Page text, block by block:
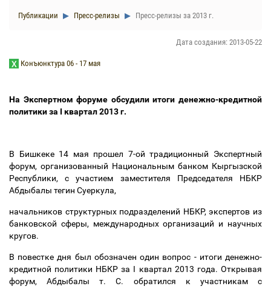
Публикации Пресс-релизы Пресс-релизы за 2013 г.
Дата создания: 2013-05-22
Конъюнктура 06 - 17 мая
На Экспертном форуме обсудили итоги денежно-кредитной
политики за I квартал 2013 г.
В Бишкеке 14 мая прошел 7-ой традиционный Экспертный
форум, организованный Национальным банком Кыргызской
Республики, с участием заместителя Председателя НБКР
Абдыбалы тегин Суеркула,
начальников структурных подразделений НБКР, экспертов из
банковской сферы, международных организаций и научных
кругов.
В повестке дня был обозначен один вопрос - итоги денежно-
кредитной политики НБКР за I квартал 2013 года. Открывая
форум, Абдыбалы т. С. обратился к участникам с